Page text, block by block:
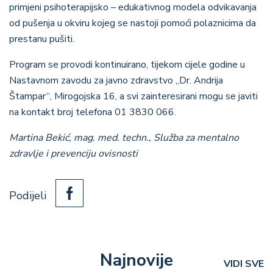
primjeni psihoterapijsko – edukativnog modela odvikavanja
od pušenja u okviru kojeg se nastoji pomoći polaznicima da
prestanu pušiti.
Program se provodi kontinuirano, tijekom cijele godine u
Nastavnom zavodu za javno zdravstvo „Dr. Andrija
Štampar“, Mirogojska 16, a svi zainteresirani mogu se javiti
na kontakt broj telefona 01 3830 066.
Martina Bekić, mag. med. techn., Služba za mentalno
zdravlje i prevenciju ovisnosti
Podijeli
Najnovije VIDI SVE